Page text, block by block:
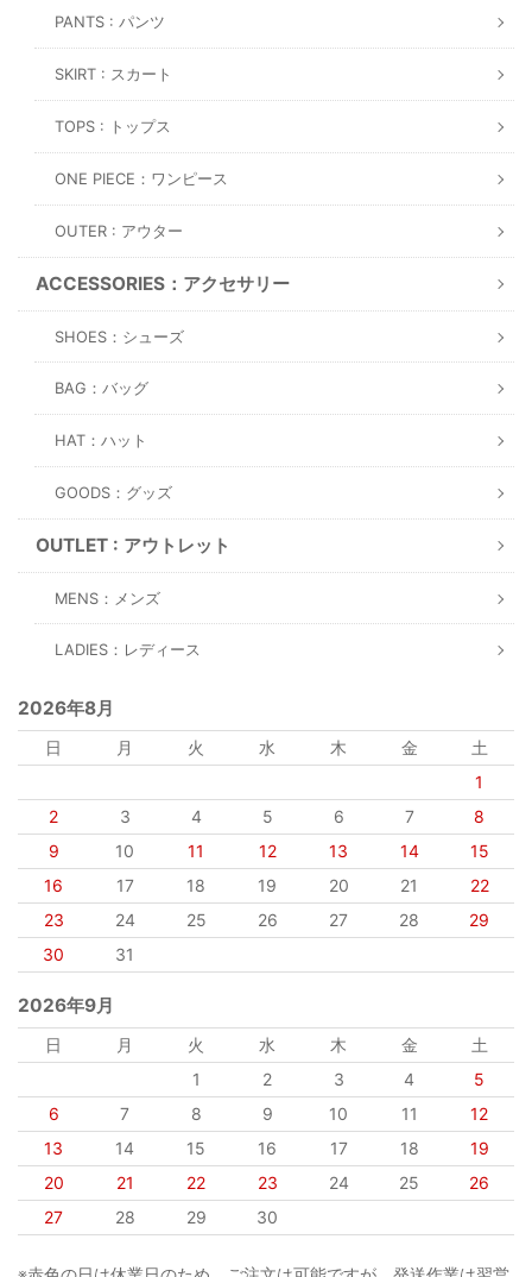
PANTS : パンツ
SKIRT : スカート
TOPS : トップス
ONE PIECE：ワンピース
OUTER : アウター
ACCESSORIES：アクセサリー
SHOES：シューズ
BAG：バッグ
HAT：ハット
GOODS：グッズ
OUTLET : アウトレット
MENS：メンズ
LADIES：レディース
2026年8月
日 月 火 水 木 金
土
1
2
3 4 5 6 7
8
9
10 11 12 13 14
15
16
17 18 19 20 21
22
23
24 25 26 27 28
29
30
31
2026年9月
日 月 火 水 木 金
土
1
2 3 4
5
6
7 8 9 10 11
12
13
14 15 16 17 18
19
20
21 22 23 24 25
26
27
28 29 30